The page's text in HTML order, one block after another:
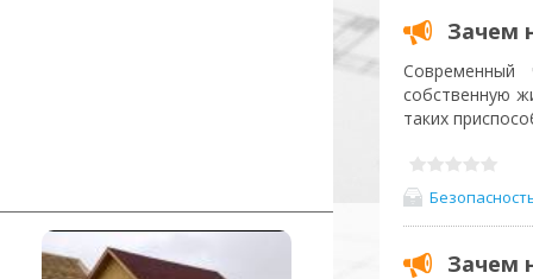
Зачем
Современный
собственную
таких
Зачем